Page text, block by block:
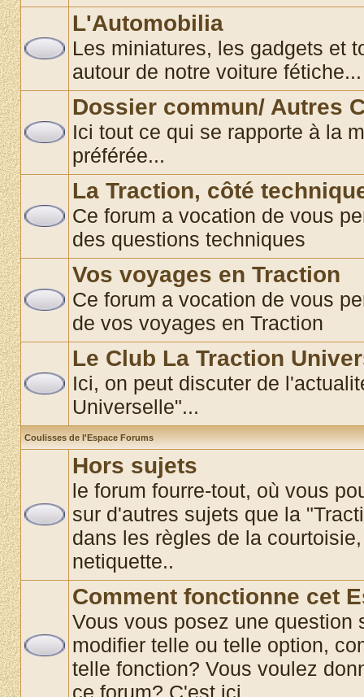
L'Automobilia
Les miniatures, les gadgets et
autour de notre voiture fétiche...
Dossier commun/ Autres
Ici tout ce qui se rapporte à la
préférée...
La Traction, côté
Ce forum a vocation de vous
des questions techniques
Vos voyages en Traction
Ce forum a vocation de vous
de vos voyages en Traction
Le Club La Traction
Ici, on peut discuter de
Universelle"...
Coulisses de l'Espace Forums
Hors sujets
le forum fourre-tout, où vous
sur d'autres sujets que la
dans les règles de la
netiquette..
Comment fonctionne cet
Vous vous posez une question
modifier telle ou telle option,
telle fonction? Vous voulez
ce forum? C'est ici............